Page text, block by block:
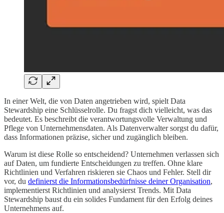
In einer Welt, die von Daten angetrieben wird, spielt Data
Stewardship eine Schlüsselrolle. Du fragst dich vielleicht, was das
bedeutet. Es beschreibt die verantwortungsvolle Verwaltung und
Pflege von Unternehmensdaten. Als Datenverwalter sorgst du dafür,
dass Informationen präzise, sicher und zugänglich bleiben.
Warum ist diese Rolle so entscheidend? Unternehmen verlassen sich
auf Daten, um fundierte Entscheidungen zu treffen. Ohne klare
Richtlinien und Verfahren riskieren sie Chaos und Fehler. Stell dir
vor, du definierst die Informationsbedürfnisse deiner Organisation,
implementierst Richtlinien und analysierst Trends. Mit Data
Stewardship baust du ein solides Fundament für den Erfolg deines
Unternehmens auf.